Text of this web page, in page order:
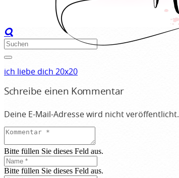
ich liebe dich 20x20
Schreibe einen Kommentar
Deine E-Mail-Adresse wird nicht veröffentlicht.
Bitte füllen Sie dieses Feld aus.
Bitte füllen Sie dieses Feld aus.